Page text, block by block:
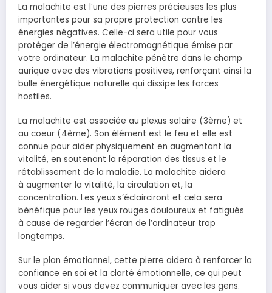
La malachite est l’une des pierres précieuses les plus
importantes pour sa propre protection contre les
énergies négatives. Celle-ci sera utile pour vous
protéger de l’énergie électromagnétique émise par
votre ordinateur. La malachite pénètre dans le champ
aurique avec des vibrations positives, renforçant ainsi la
bulle énergétique naturelle qui dissipe les forces
hostiles.
La malachite est associée au plexus solaire (3ème) et
au coeur (4ème). Son élément est le feu et elle est
connue pour aider physiquement en augmentant la
vitalité, en soutenant la réparation des tissus et le
rétablissement de la maladie. La malachite aidera
à augmenter la vitalité, la circulation et, la
concentration. Les yeux s’éclairciront et cela sera
bénéfique pour les yeux rouges douloureux et fatigués
à cause de regarder l’écran de l’ordinateur trop
longtemps.
Sur le plan émotionnel, cette pierre aidera à renforcer la
confiance en soi et la clarté émotionnelle, ce qui peut
vous aider si vous devez communiquer avec les gens.